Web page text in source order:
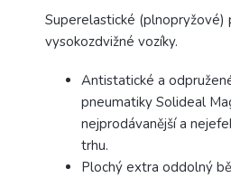
Superelastické (plnopryžové)
vysokozdvižné vozíky.
Antistatické a
pneumatiky Solideal
nejprodávanější a
trhu.
Plochý extra oddolný